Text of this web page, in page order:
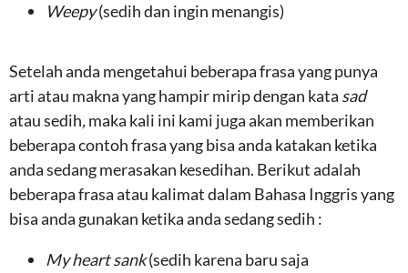
Weepy(sedih dan ingin menangis)
Setelah anda mengetahui beberapa frasa yang punya
arti atau makna yang hampir mirip dengan kata sad
atau sedih,maka kali ini kami juga akan memberikan
beberapa contoh frasa yang bisa anda katakan ketika
anda sedang merasakan kesedihan. Berikut adalah
beberapa frasa atau kalimat dalam Bahasa Inggris yang
bisa anda gunakan ketika anda sedang sedih :
My heart sank(sedih karena baru saja